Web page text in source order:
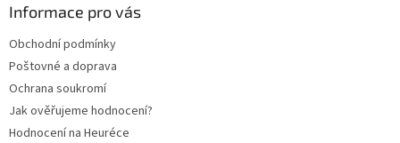
Informace pro vás
Obchodní podmínky
Poštovné a doprava
Ochrana soukromí
Jak ověřujeme hodnocení?
Hodnocení na Heuréce